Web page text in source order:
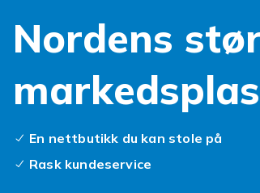
Nordens
En nettbutikk du kan stole på
Rask kundeservice